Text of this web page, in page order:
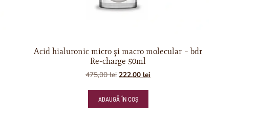
Acid hialuronic micro şi macro molecular – bdr
Re-charge 50ml
475,00lei 222,00lei
ADAUGĂ ÎN COȘ